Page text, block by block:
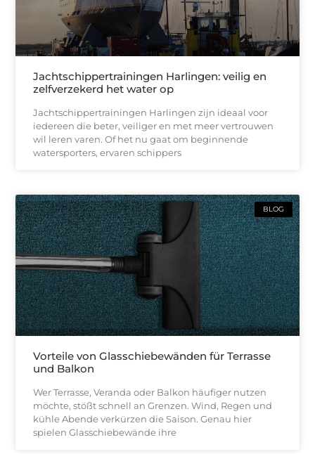
Jachtschippertrainingen Harlingen: veilig en
zelfverzekerd het water op
Jachtschippertrainingen Harlingen zijn ideaal voor
iedereen die beter, veiliger en met meer vertrouwen
wil leren varen. Of het nu gaat om beginnende
watersporters, ervaren schippers
BLOG
Vorteile von Glasschiebewänden für Terrasse
und Balkon
Wer Terrasse, Veranda oder Balkon häufiger nutzen
möchte, stößt schnell an Grenzen. Wind, Regen und
kühle Abende verkürzen die Saison. Genau hier
spielen Glasschiebewände ihre